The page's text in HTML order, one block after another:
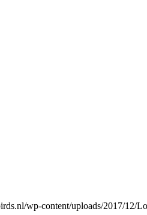
wp-content/uploads/2017/12/